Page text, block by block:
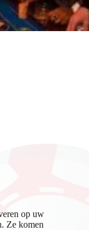
op uw
Ze komen